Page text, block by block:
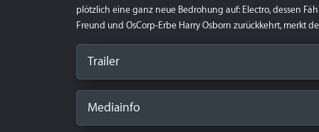
plötzlich eine ganz neue Bedrohung auf: Electro, dessen
Freund und OsCorp-Erbe Harry Osborn zurückkehrt,
Trailer
Mediainfo